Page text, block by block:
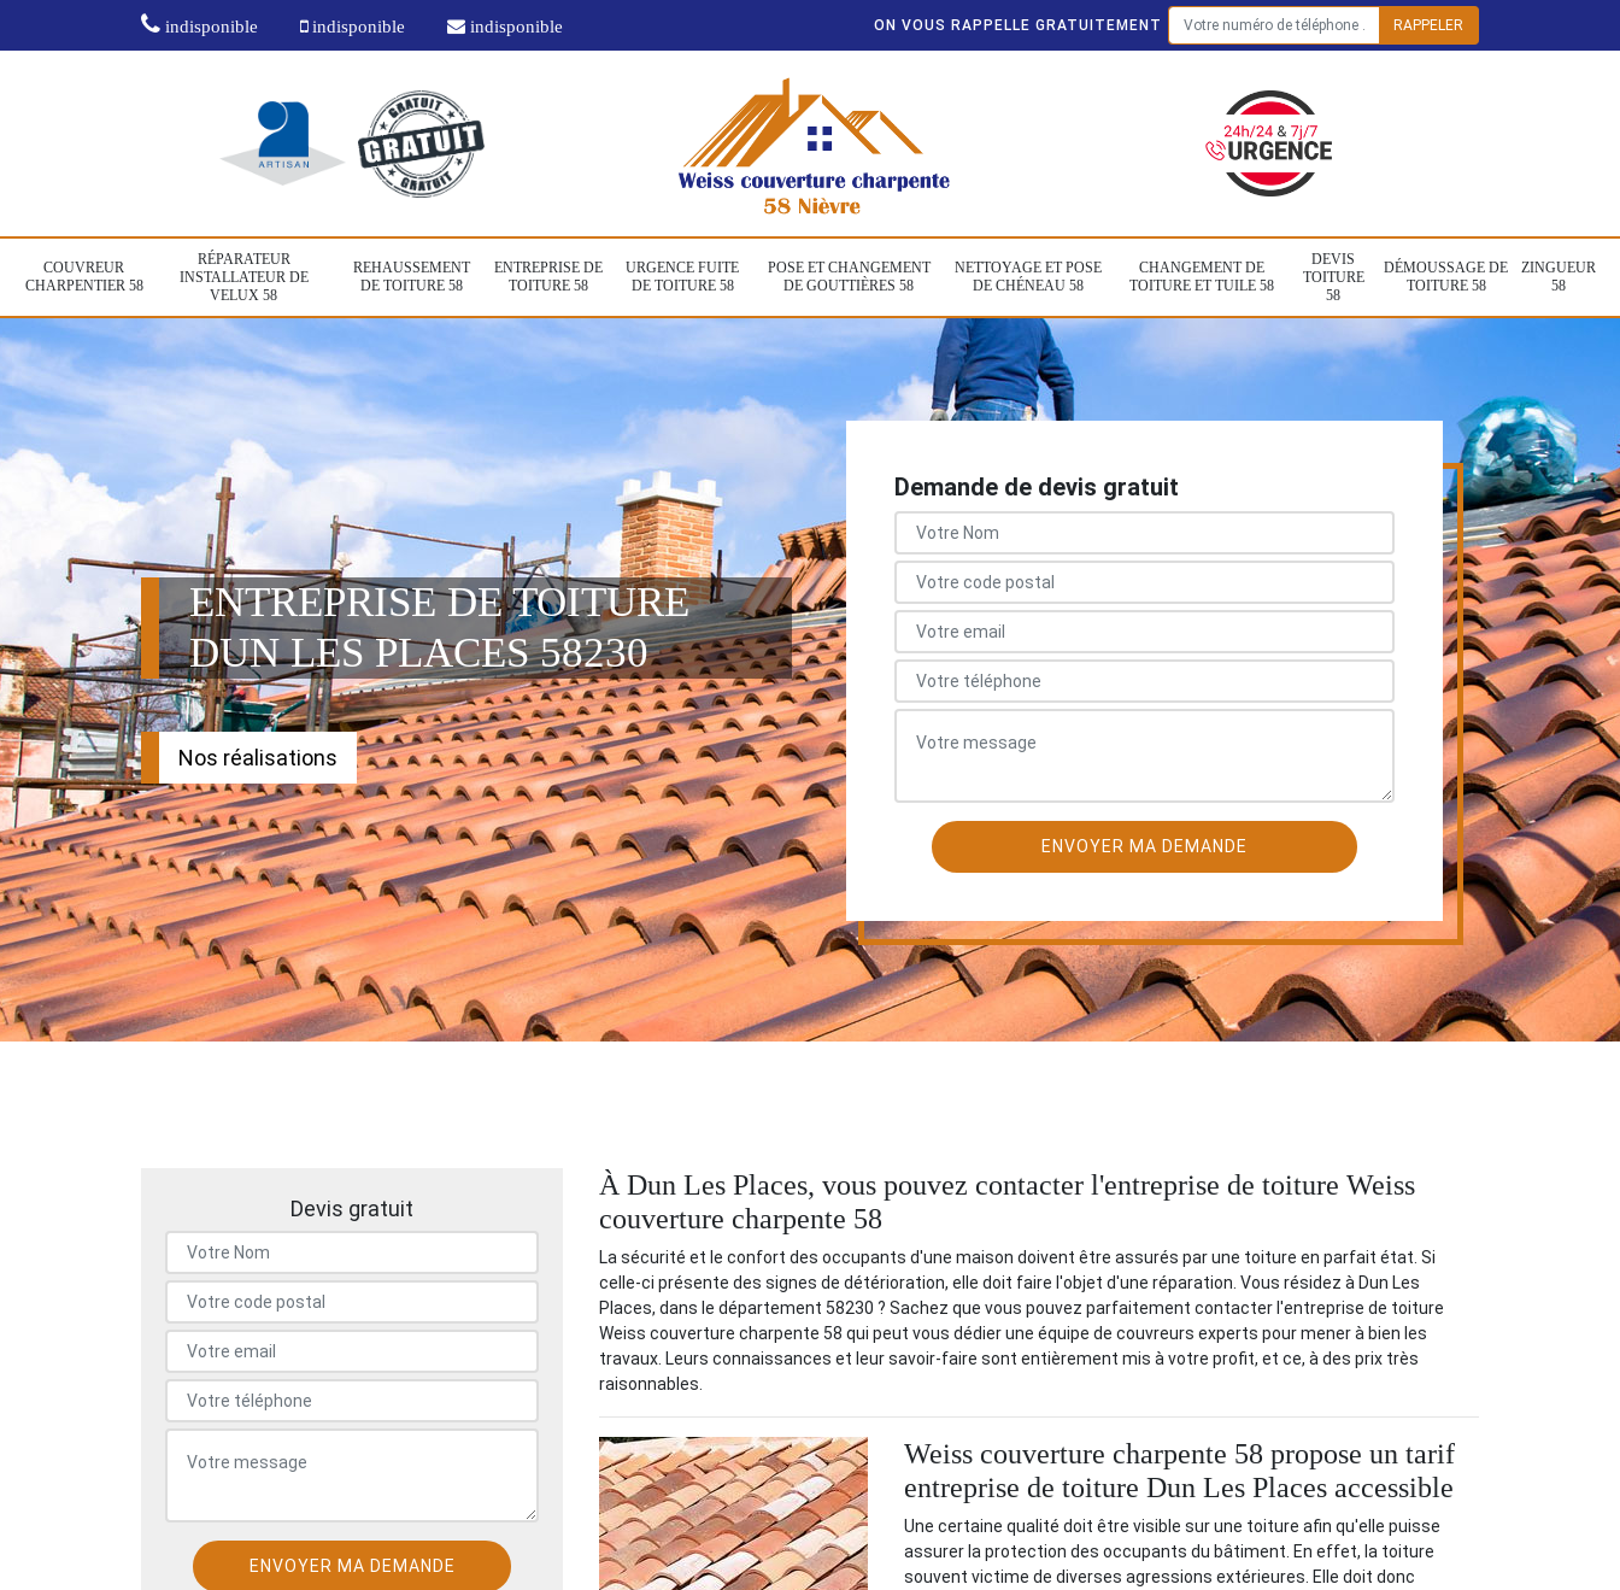
indisponible indisponible indisponible ON VOUS RAPPELLE GRATUITEMENT
COUVREUR
CHARPENTIER 58
RÉPARATEUR
INSTALLATEUR DE
VELUX 58
REHAUSSEMENT
DE TOITURE 58
ENTREPRISE DE
TOITURE 58
URGENCE FUITE
DE TOITURE 58
POSE ET CHANGEMENT
DE GOUTTIÈRES 58
NETTOYAGE ET POSE
DE CHÉNEAU 58
CHANGEMENT DE
TOITURE ET TUILE 58
DEVIS
TOITURE
58
DÉMOUSSAGE DE
TOITURE 58
ZINGUEUR
58
ENTREPRISE DE TOITURE
DUN LES PLACES 58230
Nos réalisations
Demande de devis gratuit
Devis gratuit
À Dun Les Places, vous pouvez contacter l'entreprise de toiture Weiss
couverture charpente 58
La sécurité et le confort des occupants d'une maison doivent être assurés par une toiture en parfait état. Si
celle-ci présente des signes de détérioration, elle doit faire l'objet d'une réparation. Vous résidez à Dun Les
Places, dans le département 58230 ? Sachez que vous pouvez parfaitement contacter l'entreprise de toiture
Weiss couverture charpente 58 qui peut vous dédier une équipe de couvreurs experts pour mener à bien les
travaux. Leurs connaissances et leur savoir-faire sont entièrement mis à votre profit, et ce, à des prix très
raisonnables.
Weiss couverture charpente 58 propose un tarif
entreprise de toiture Dun Les Places accessible
Une certaine qualité doit être visible sur une toiture afin qu'elle puisse
assurer la protection des occupants du bâtiment. En effet, la toiture
souvent victime de diverses agressions extérieures. Elle doit donc